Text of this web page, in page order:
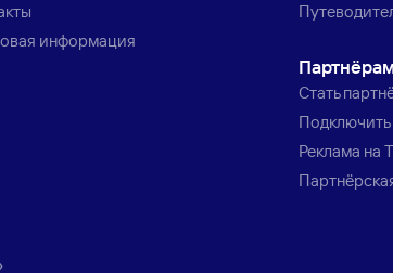
информация
Стать
Реклама на